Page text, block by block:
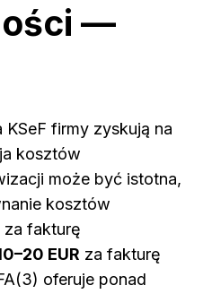
—
firmy zyskują na
kosztów
może być istotna,
kosztów
za fakturę
EUR za fakturę
oferuje ponad